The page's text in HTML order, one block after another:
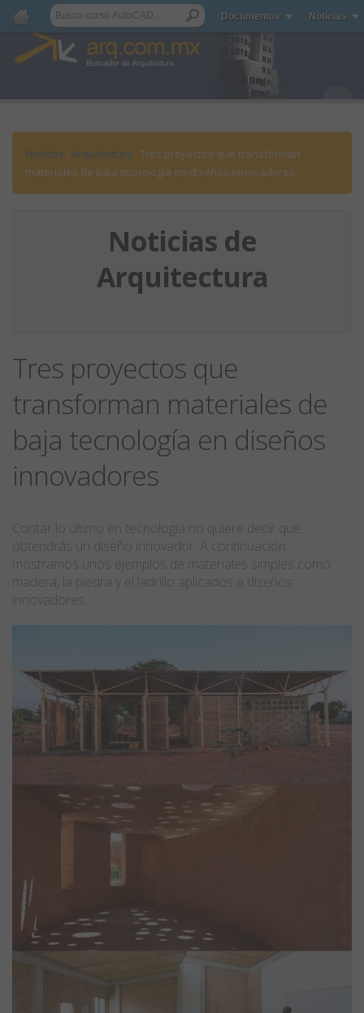
Documentos Noticias
Noticias : Arquitectura : Tres proyectos que transforman
materiales de baja tecnología en diseños innovadores
Noticias de
Arquitectura
Tres proyectos que
transforman materiales de
baja tecnología en diseños
innovadores
Contar lo último en tecnología no quiere decir que
obtendrás un diseño innovador. A continuación
mostramos unos ejemplos de materiales simples como
madera, la piedra y el ladrillo aplicados a diseños
innovadores.